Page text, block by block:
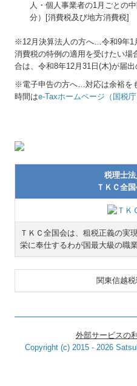
税理士
ＴＫＣ全
ＴＫＣ全国会は、租税正義の実
栄に奉仕するわが国最大級の職
関東信越
人・個人事業者の1月ごとの
分）[消費税及び地方消費税]
※12月決算法人の方へ…令和9年1
消費税の特例の適用を受けたい場
合は、令和8年12月31日(木)が届出
※電子申告の方へ…対応は余裕を
時間はe-Taxホームページ（国税
外部サービスの
Copyright (c) 2015 - 2026